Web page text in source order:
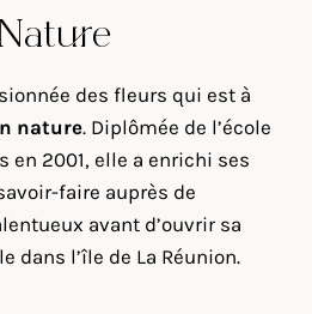
des fleurs qui est à
nature. Diplômée de l’école
en 2001, elle a enrichi ses
faire auprès de
avant d’ouvrir sa
dans l’île de La Réunion.